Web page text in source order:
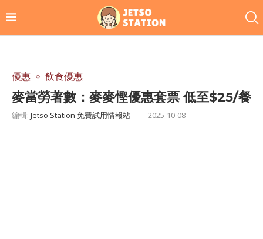
優惠 飲食優惠
麥當勞著數：麥麥慳優惠套票 低至$25/餐
編輯: Jetso Station 免費試用情報站 2025-10-08